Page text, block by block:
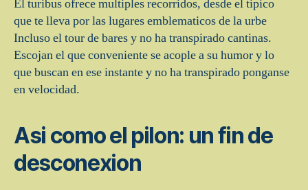
El turibus ofrece multiples recorridos, desde el tipico
que te lleva por las lugares emblematicos de la urbe
Incluso el tour de bares y no ha transpirado cantinas.
Escojan el que conveniente se acople a su humor y lo
que buscan en ese instante y no ha transpirado ponganse
en velocidad.
Asi­ como el pilon: un fin de
desconexion